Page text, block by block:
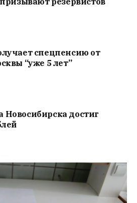
спецпенсию от
“уже 5 лет”
достиг